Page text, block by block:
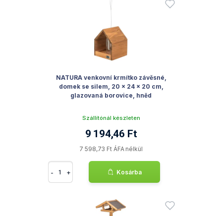
NATURA venkovní krmítko závěsné,
domek se silem, 20 × 24 × 20 cm,
glazovaná borovice, hněd
Szállítónál készleten
9 194,46 Ft
7 598,73 Ft ÁFA nélkül
- + Kosárba